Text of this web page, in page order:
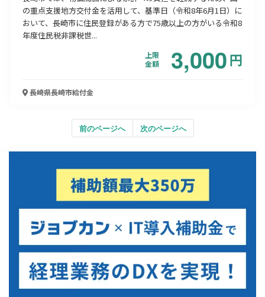
の重点支援地方交付金を活用して、基準日（令和8年6月1日）に
おいて、長崎市に住民登録がある方で75歳以上の方がいる令和8
年度住民税非課税世...
上限
金額
3,000円
長崎県長崎市給付金
前のページへ 次のページへ